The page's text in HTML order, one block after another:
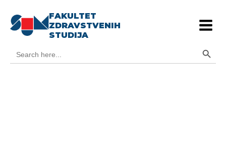
FAKULTET
ZDRAVSTVENIH
STUDIJA
for: